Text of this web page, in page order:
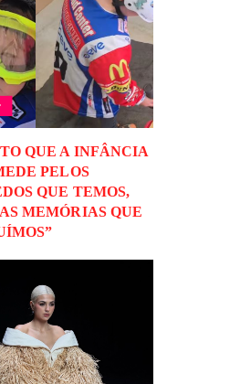
QUE A INFÂNCIA
PELOS
QUE TEMOS,
MEMÓRIAS QUE